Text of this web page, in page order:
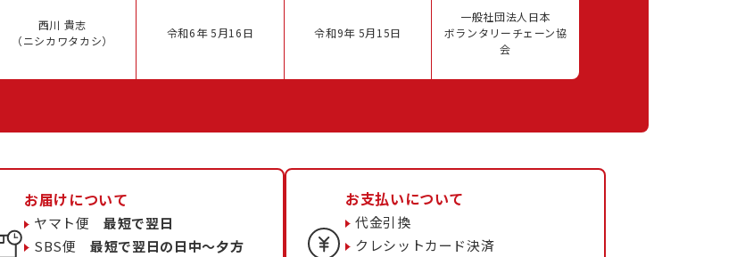
西川 貴志
（ニシカワタカシ）
令和6年 5月16日 令和9年 5月15日
一般社団法人日本
ボランタリーチェーン協
会
お届けについて
ヤマト便最短で翌日
SBS便最短で翌日の日中〜夕方
お支払いについて
代金引換
クレシットカード決済